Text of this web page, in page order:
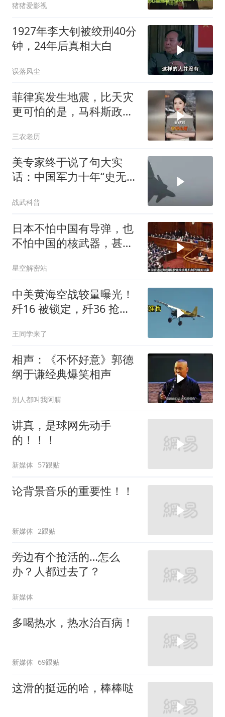
猪猪爱影视
1927年李大钊被绞刑40分
钟，24年后真相大白
误落风尘
菲律宾发生地震，比天灾
更可怕的是，马科斯政府
三农老历
美专家终于说了句大实
话：中国军力十年“史无前
住了
战武科普
日本不怕中国有导弹，也
不怕中国的核武器，甚至
星空解密站
中美黄海空战较量曝光！
歼16 被锁定，歼36 抢先
王同学来了
相声：《不怀好意》郭德
纲于谦经典爆笑相声
别人都叫我阿腈
讲真，是球网先动手
的！！！
新媒体 57跟贴
论背景音乐的重要性！！
新媒体 2跟贴
旁边有个抢活的…怎么
办？人都过去了？
新媒体
多喝热水，热水治百病！
新媒体 69跟贴
这滑的挺远的哈，棒棒哒